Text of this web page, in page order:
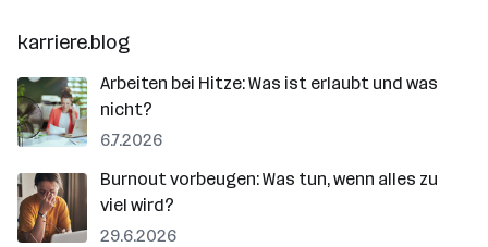
karriere.blog
Arbeiten bei Hitze: Was ist erlaubt und was
nicht?
6.7.2026
Burnout vorbeugen: Was tun, wenn alles zu
viel wird?
29.6.2026